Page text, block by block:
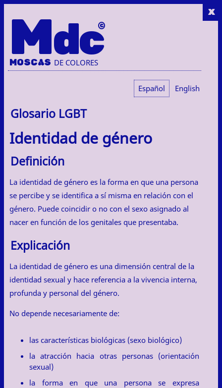
x
Mdc
MOSCAS DE COLORES
Español English
Glosario LGBT
Identidad de género
Definición
La identidad de género es la forma en que una persona
se percibe y se identifica a sí misma en relación con el
género. Puede coincidir o no con el sexo asignado al
nacer en función de los genitales que presentaba.
Explicación
La identidad de género es una dimensión central de la
identidad sexual y hace referencia a la vivencia interna,
profunda y personal del género.
No depende necesariamente de:
las características biológicas (sexo biológico)
la atracción hacia otras personas (orientación
sexual)
la forma en que una persona se expresa